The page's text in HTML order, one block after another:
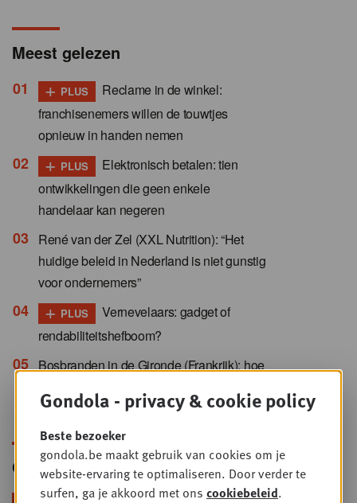
Meest gelezen
+ PLUS
Reclame in de winkel:
franchisenemers willen de touwtjes
opnieuw in handen nemen
+ PLUS
Elektronisch betalen: tien
ontwikkelingen die geen enkele
handelaar kan negeren
René van der Zel (XXL Nutrition): “Het
huidige beleid in Nederland is niet gunstig
voor ondernemers”
+ PLUS
Vernevelaars: gadget of
rendabiliteitshefboom?
Bosbranden in de Gironde (Frankrijk): hoe
deze crisis
Gondola Newsletter
Gondola - privacy & cookie policy
Beste bezoeker
gondola.be maakt gebruik van cookies om je
website-ervaring te optimaliseren. Door verder te
surfen, ga je akkoord met ons cookiebeleid.